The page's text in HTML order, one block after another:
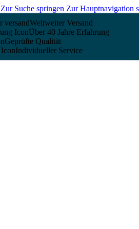
Zur Suche springen Zur Hauptnavigation
Weltweiter Versand
Über 40 Jahre Erfahrung
Geprüfte Qualität
Individueller Service